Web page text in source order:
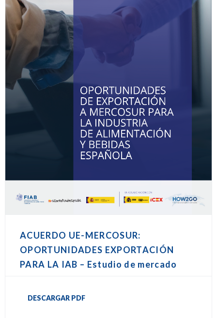
ACUERDO UE-MERCOSUR:
OPORTUNIDADES EXPORTACIÓN
PARA LA IAB – Estudio de mercado
DESCARGAR PDF